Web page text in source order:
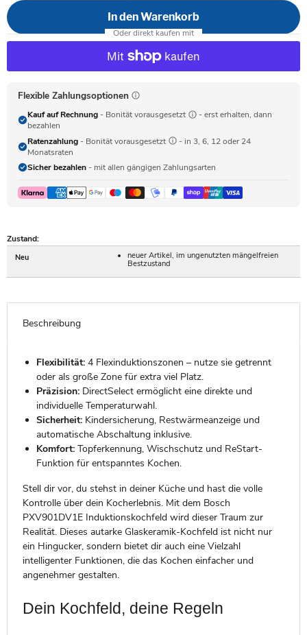
In den Warenkorb
Flexible Zahlungsoptionen
Kauf auf Rechnung - Bonität vorausgesetzt
- erst erhalten, dann
bezahlen
Ratenzahlung - Bonität vorausgesetzt
- in 3, 6, 12 oder 24
Monatsraten
Sicher bezahlen - mit allen gängigen Zahlungsarten
Zustand:
Neu
neuer Artikel, im ungenutzten mängelfreien
Bestzustand
Beschreibung
Flexibilität:4 Flexinduktionszonen – nutze sie getrennt
oder als große Zone für extra viel Platz.
Präzision:DirectSelect ermöglicht eine direkte und
individuelle Temperaturwahl.
Sicherheit:Kindersicherung, Restwärmeanzeige und
automatische Abschaltung inklusive.
Komfort:Topferkennung, Wischschutz und ReStart-
Funktion für entspanntes Kochen.
Stell dir vor, du stehst in deiner Küche und hast die volle
Kontrolle über dein Kocherlebnis. Mit dem Bosch
PXV901DV1E Induktionskochfeld wird dieser Traum zur
Realität. Dieses autarke Glaskeramik-Kochfeld ist nicht nur
ein Hingucker, sondern bietet dir auch eine Vielzahl
intelligenter Funktionen, die das Kochen einfacher und
angenehmer gestalten.
Dein Kochfeld, deine Regeln